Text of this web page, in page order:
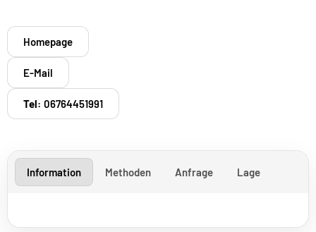
Homepage
E-Mail
Tel: 06764451991
Information Methoden Anfrage Lage